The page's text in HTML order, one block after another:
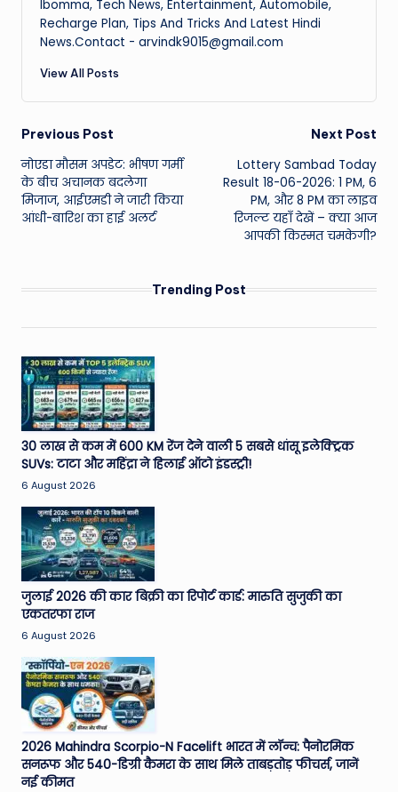
Ibomma, Tech News, Entertainment, Automobile,
Recharge Plan, Tips And Tricks And Latest Hindi
News.Contact - arvindk9015@gmail.com
View All Posts
Post
navigation
Previous Post
नोएडा मौसम अपडेट: भीषण गर्मी
के बीच अचानक बदलेगा
मिजाज, आईएमडी ने जारी किया
आंधी-बारिश का हाई अलर्ट
Next Post
Lottery Sambad Today
Result 18-06-2026: 1 PM, 6
PM, और 8 PM का लाइव
रिजल्ट यहाँ देखें – क्या आज
आपकी किस्मत चमकेगी?
Trending Post
30 लाख से कम में 600 KM रेंज देने वाली 5 सबसे धांसू इलेक्ट्रिक
SUVs: टाटा और महिंद्रा ने हिलाई ऑटो इंडस्ट्री!
6 August 2026
जुलाई 2026 की कार बिक्री का रिपोर्ट कार्ड: मारुति सुजुकी का
एकतरफा राज
6 August 2026
2026 Mahindra Scorpio-N Facelift भारत में लॉन्च: पैनोरमिक
सनरूफ और 540-डिग्री कैमरा के साथ मिले ताबड़तोड़ फीचर्स, जानें
नई कीमत